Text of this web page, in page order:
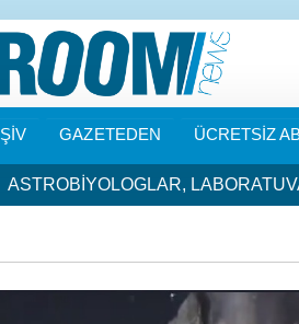
GAZETEDEN ÜCRETSİZ
ASTROBİYOLOGLAR,